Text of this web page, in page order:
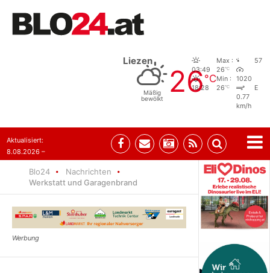
Liezen
Mäßig
bewölkt
26°C
03:49
18:28
Max :
26°C
Min :
26°C
57
1020
E
0.77
km/h
Aktualisiert:
8.08.2026 –
Blo24
Nachrichten
Werkstatt und Garagenbrand